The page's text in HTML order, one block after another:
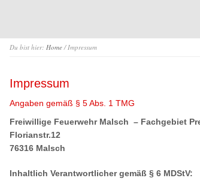
Du bist hier: Home/ Impressum
Impressum
Angaben gemäß § 5 Abs. 1 TMG
Freiwillige Feuerwehr Malsch – Fachgebiet
Florianstr.12
76316 Malsch
Inhaltlich Verantwortlicher gemäß § 6 MDStV: